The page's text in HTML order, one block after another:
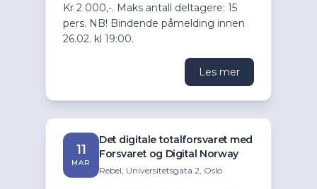
Kr 2 000,-. Maks antall deltagere: 15
pers. NB! Bindende påmelding innen
26.02. kl 19:00.
Les mer
11
MAR
Det digitale totalforsvaret med
Forsvaret og Digital Norway
Rebel, Universitetsgata 2, Oslo